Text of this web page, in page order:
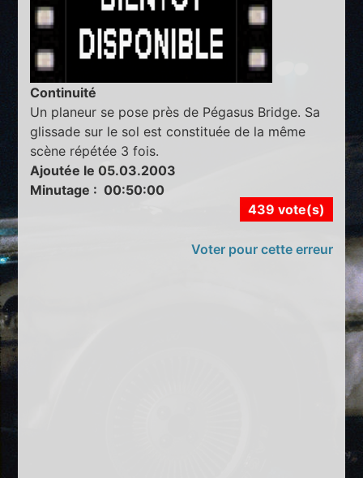
Continuité
Un planeur se pose près de Pégasus Bridge. Sa
glissade sur le sol est constituée de la même
scène répétée 3 fois.
Ajoutée le 05.03.2003
Minutage : 00:50:00
439 vote(s)
Voter pour cette erreur